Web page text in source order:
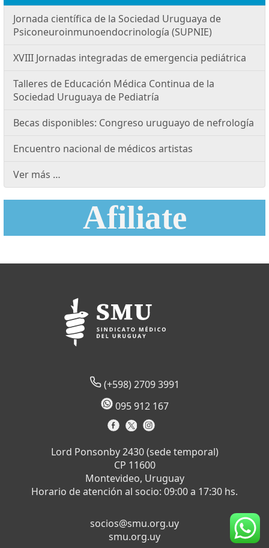
Jornada científica de la Sociedad Uruguaya de
Psiconeuroinmunoendocrinología (SUPNIE)
XVIII Jornadas integradas de emergencia pediátrica
Talleres de Educación Médica Continua de la
Sociedad Uruguaya de Pediatría
Becas disponibles: Congreso uruguayo de nefrología
Encuentro nacional de médicos artistas
Ver más …
Afiliate
(+598) 2709 3991
095 912 167
Lord Ponsonby 2430 (sede temporal)
CP 11600
Montevideo, Uruguay
Horario de atención al socio: 09:00 a 17:30 hs.
socios@smu.org.uy
smu.org.uy